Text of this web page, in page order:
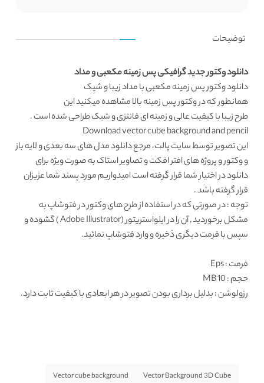
توضیحات
دانلود وکتور جدید گرافیکی پس زمینه مکعبی و مداد
دانلود وکتورپس زمینه مکعبی با مداد زیبا و شیک
همانطور که دروکتور پس زمینهبالا مشاهده میکنید این
طرح زیبا با کیفیت عالی و زمینه ای فانتزی و شیک طراحی شده است .
Download vector cube background and pencil
این تصویر توسطسایت پالت، مرجعدانلود مدل های سه بعدیو لایه باز
و وکتور و پروژه های افتر افکت و تصاویر استاک به صورت ویژه برای
دانلود در اختیار شما قرار گرفته است امیدواریم مورد پسند شما عزیزان
قرار گرفته باشد .
توجه : در صورتی که در استفاده از طرح های وکتور در فتوشاپ به
مشکل برخوردید , آن را در ایلواستریتور (Adobe Illustrator ) گشوده و
سپس با فرمت دیگری ذخیره و وارد فتوشاپ نمائید.
فرمت: Eps
حجم : 10 MB
رزولوشن: بدلیل برداری بودن تصویر در هر ابعادی با کیفیت ثابت دارد.
Vector Background 3D Cube
Vector cube background